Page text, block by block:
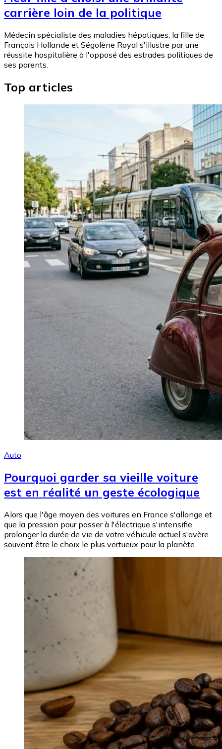
carrière loin de la politique
Médecin spécialiste des maladies hépatiques, la fille de
François Hollande et Ségolène Royal s'illustre par une
réussite hospitalière à l'opposé des estrades politiques de
ses parents.
Top articles
Auto
Pourquoi garder sa vieille voiture
est en réalité un geste écologique
Alors que l'âge moyen des voitures en France s'allonge et
que la pression pour passer à l'électrique s'intensifie,
prolonger la durée de vie de votre véhicule actuel s'avère
souvent être le choix le plus vertueux pour la planète.